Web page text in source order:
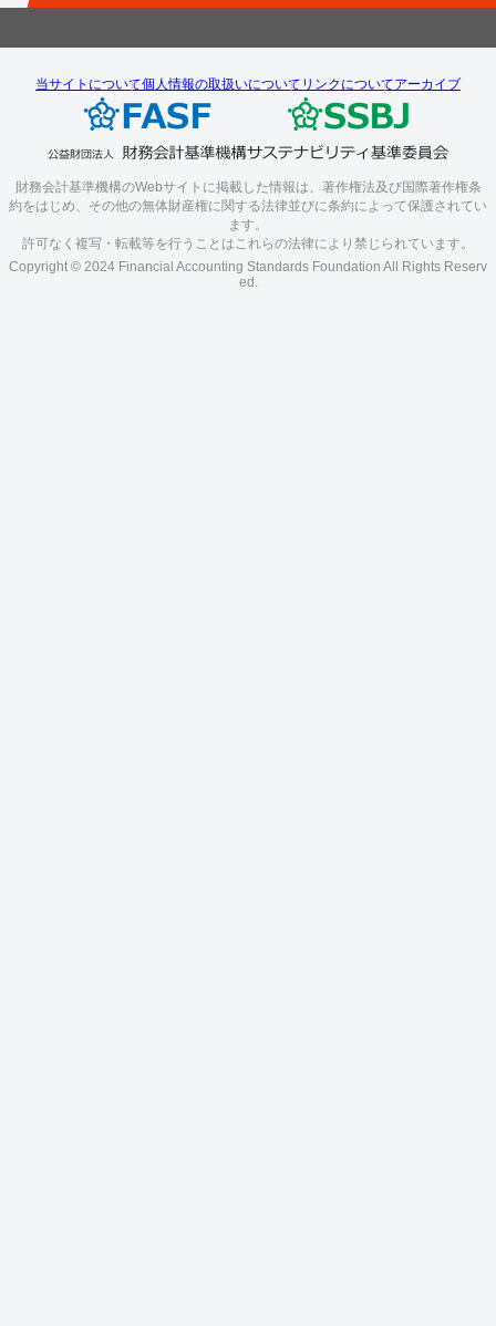
当サイトについて個人情報の取扱いについて リンクについてアーカイブ
財務会計基準機構のWebサイトに掲載した情報は、著作権法及び国際著作権条
約をはじめ、その他の無体財産権に関する法律並びに条約によって保護されてい
ます。
許可なく複写・転載等を行うことはこれらの法律により禁じられています。
Copyright © 2024 Financial Accounting Standards Foundation All Rights Reserv
ed.